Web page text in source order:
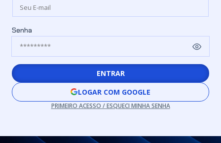
Senha
ENTRAR
LOGAR COM GOOGLE
PRIMEIRO ACESSO / ESQUECI MINHA SENHA